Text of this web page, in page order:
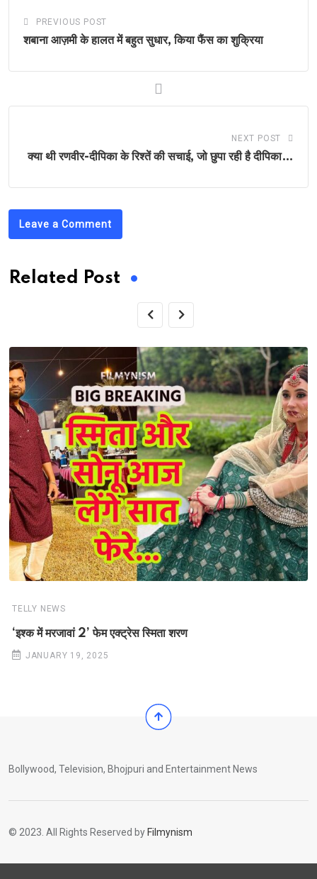
PREVIOUS POST
शबाना आज़मी के हालत में बहुत सुधार, किया फैंस का शुक्रिया
NEXT POST
क्या थी रणवीर-दीपिका के रिश्तें की सचाई, जो छुपा रही है दीपिका…
Leave a Comment
Related Post
TELLY NEWS
‘इश्क में मरजावां 2’ फेम एक्ट्रेस स्मिता शरण
JANUARY 19, 2025
Bollywood, Television, Bhojpuri and Entertainment News
© 2023. All Rights Reserved byFilmynism